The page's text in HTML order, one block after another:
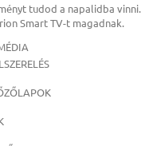
tudod a napalidba vinni.
Smart TV-t magadnak.